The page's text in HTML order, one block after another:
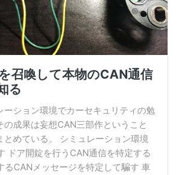
召喚して本物のCAN通信
る
ーション環境でカーセキュリティの勉
の成果は妄想CAN三部作ということ
とめている。 シミュレーション環境
ドア開錠を行うCAN通信を特定する
るCANメッセージを特定して騙す 車